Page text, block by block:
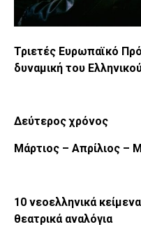
Τριετές Ευρωπαϊκό
δυναμική του
Δεύτερος χρόνος
Μάρτιος – Απρίλιος –
10 νεοελληνικά
θεατρικά αναλόγια